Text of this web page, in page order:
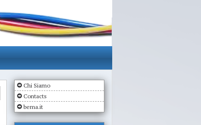
Chi Siamo
Contacts
bema.it